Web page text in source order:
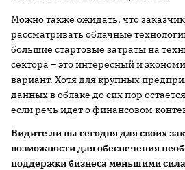
Можно также ожидать, что
рассматривать облачные
большие стартовые затраты на
сектора – это интересный и
вариант. Хотя для крупных
данных в облаке до сих пор
если речь идет о финансовом
Видите ли вы сегодня для своих
возможности для обеспечения
поддержки бизнеса меньшими